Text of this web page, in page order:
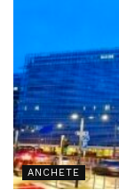
ANCHETE